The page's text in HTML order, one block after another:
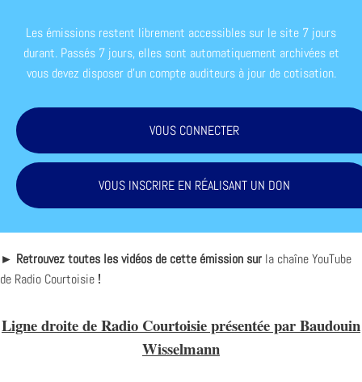
Les émissions restent librement accessibles sur le site 7 jours
durant. Passés 7 jours, elles sont automatiquement archivées et
vous devez disposer d'un compte auditeurs à jour de cotisation.
VOUS CONNECTER
VOUS INSCRIRE EN RÉALISANT UN DON
► Retrouvez toutes les vidéos de cette émission sur la chaîne YouTube
de Radio Courtoisie !
Ligne droite de Radio Courtoisie présentée par Baudouin
Wisselmann